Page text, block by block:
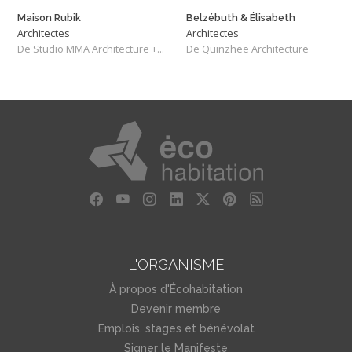
Maison Rubik
Architectes
De Studio MMA Architecture + Design
Belzébuth & Élisabeth
Architectes
De Quinzhee Architecture
L'ORGANISME
À propos d'Écohabitation
Devenir membre
Emplois, stages et bénévolat
Signer le Manifeste